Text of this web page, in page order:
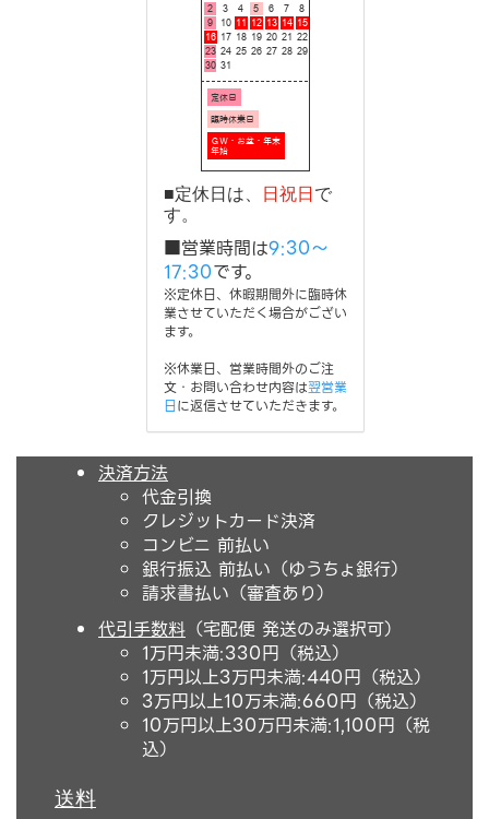
■定休日は、 日祝日で
す。
■営業時間は9:30～
17:30です。
※定休日、休暇期間外に臨時休
業させていただく場合がござい
ます。
※休業日、営業時間外のご注
文・お問い合わせ内容は翌営業
日に返信させていただきます。
決済方法
代金引換
クレジットカード決済
コンビニ 前払い
銀行振込 前払い（ゆうちょ銀行）
請求書払い（審査あり）
代引手数料 （宅配便 発送のみ選択可）
1万円未満:330円（税込）
1万円以上3万円未満:440円（税込）
3万円以上10万未満:660円（税込）
10万円以上30万円未満:1,100円（税
込）
送料